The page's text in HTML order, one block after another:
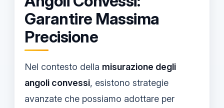
Garantire Massima
Precisione
Nel contesto della misurazione degli
angoli convessi, esistono strategie
avanzate che possiamo adottare per